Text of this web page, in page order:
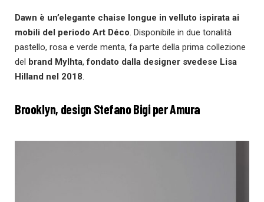
Dawn è un’elegante chaise longue in velluto ispirata ai
mobili del periodo Art Déco. Disponibile in due tonalità
pastello, rosa e verde menta, fa parte della prima collezione
del brand Mylhta,fondato dalla designer svedese Lisa
Hilland nel 2018.
Brooklyn, design Stefano Bigi per Amura